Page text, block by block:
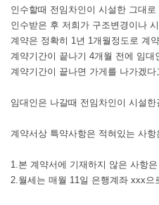
인수할때 전임차인이 시설한 그대
인수받은 후 저희가 구조변경이나
계약은 정확히 1년 1개월정도로 계
계약기간이 끝나기 4개월 전에 임대
계약기간이 끝나면 가게를 나가겠
임대인은 나갈때 전임차인이 시설
계약서상 특약사항은 적혀있는 사항
1.본 계약서에 기재하지 않은 사항
2.월세는 매월 11일 은행계좌 xxx으